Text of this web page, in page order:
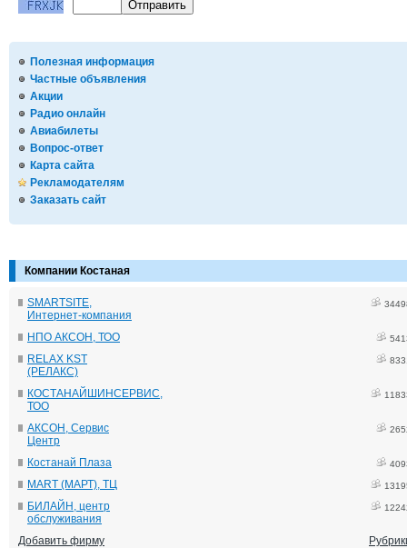
Полезная информация
Частные объявления
Акции
Радио онлайн
Авиабилеты
Вопрос-ответ
Карта сайта
Рекламодателям
Заказать сайт
Компании Костаная
SMARTSITE,
Интернет-компания
НПО АКСОН, ТОО
RELAX KST
(РЕЛАКС)
КОСТАНАЙШИНСЕРВИС,
ТОО
АКСОН, Сервис
Центр
Костанай Плаза
MART (МАРТ), ТЦ
БИЛАЙН, центр
обслуживания
Добавить фирму